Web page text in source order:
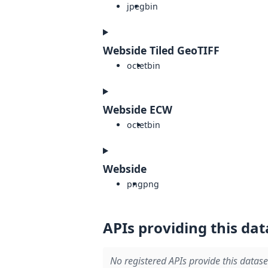
jpegbin
Webside Tiled GeoTIFF
octetbin
Webside ECW
octetbin
Webside
pngpng
APIs providing this
No registered APIs provide this